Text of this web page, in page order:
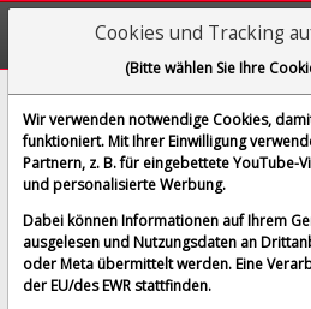
Danaher
[DHR | WKN 866197 | ISIN
201,820 $
Echtzeit-Aktienkurs vom
Echtzeit USD
Cookies und Tracking
(Bitte wählen Sie Ihre
Wir verwenden notwendige Cookies,
funktioniert. Mit Ihrer Einwilligung
Partnern, z. B. für eingebettete YouTube-
und personalisierte Werbung.
Dabei können Informationen auf Ihrem
ausgelesen und Nutzungsdaten an
oder Meta übermittelt werden. Eine
der EU/des EWR stattfinden.